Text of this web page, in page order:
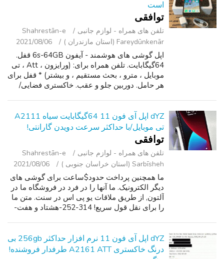
است
توافقی
تلفن ‌های همراه - لوازم جانبی
Shahrestān-e
Fareydūnkenār (استان مازندران )
2021/08/06
اپل گوشی های هوشمند - آیفون 6s-64GB قفل.
64گیگابایت. تلفن همراه برای: (ورایزون ، Att ، تی
موبایل ، مترو ، بحث مستقیم ، و بیشتر) * قفل برای
هر حامل. دوربین جلو و عقب. خاکستری فضایی/
dYZ اپل آی فون 11 64گیگابایت سیاه A2111
تی موبایل/با حداکثر سرعت دویدن گارانتی!
توافقی
تلفن ‌های همراه - لوازم جانبی
Shahrestān-e
Sarbīsheh (استان خراسان جنوبی )
2021/08/06
ما همچنین پرداخت حدود$ساعت برای گوشی های
دیگر الکترونیک. ما آنها را در فرد در فروشگاه ما در
آلتون, از طریق ملاقات یو پی اس در سنت. متن ما
را برای نقل قول سریع! 314-252-هشتاد و هفت-
dYZ اپل آی فون 11 نرم افزار حداکثر 256gb بی
درنگ خاکستری A2161 ATT طرفدار فروشنده!